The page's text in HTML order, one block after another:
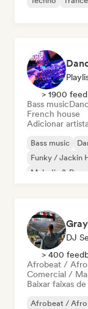
> 1900
Bass music
French house
Adicionar
Bass music
Funky / Jackin
Melodic &
DJ
> 400
Afrobeat /
Comercial /
Baixar faixas
Afrobeat /